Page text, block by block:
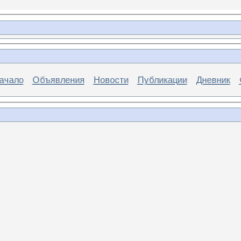
Объявления Новости Публикации Дневник